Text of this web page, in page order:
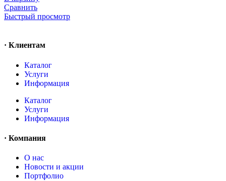
Сравнить
Быстрый просмотр
· Клиентам
Каталог
Услуги
Информация
Каталог
Услуги
Информация
· Компания
O нас
Новости и акции
Портфолио